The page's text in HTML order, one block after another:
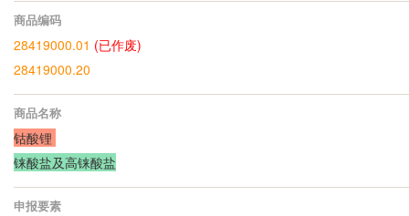
商品编码
28419000.01 (已作废)
28419000.20
商品名称
钴酸锂
铼酸盐及高铼酸盐
申报要素